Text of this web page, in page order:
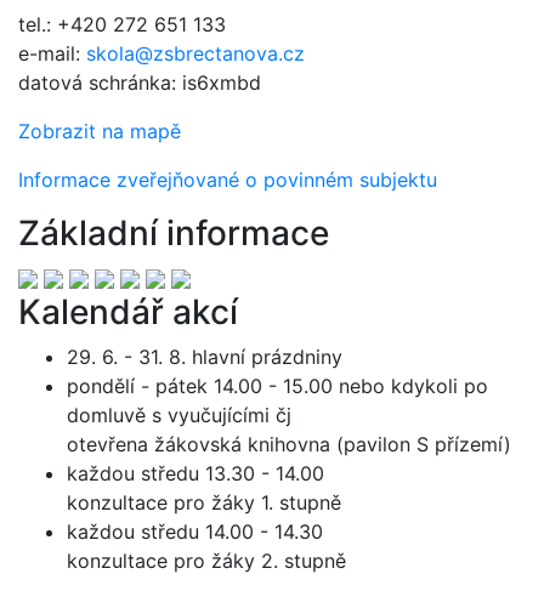
tel.: +420 272 651 133
e-mail: skola@zsbrectanova.cz
datová schránka: is6xmbd
Zobrazit na mapě
Informace zveřejňované o povinném subjektu
Základní informace
Kalendář akcí
29. 6. - 31. 8. hlavní prázdniny
pondělí - pátek 14.00 - 15.00 nebo kdykoli po
domluvě s vyučujícími čj
otevřena žákovská knihovna (pavilon S přízemí)
každou středu 13.30 - 14.00
konzultace pro žáky 1. stupně
každou středu 14.00 - 14.30
konzultace pro žáky 2. stupně